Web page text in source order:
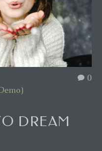
0
DREAM